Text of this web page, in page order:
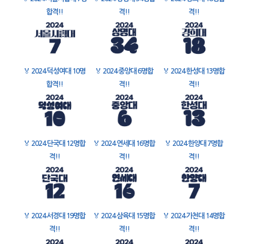
합격!!
격!!
격!!
🏅 2024 덕성여대 10명
합격!!
🏅 2024 중앙대 6명합
격!!
🏅 2024 한성대 13명합
격!!
🏅 2024 단국대 12명합
격!!
🏅 2024 연세대 16명합
격!!
🏅 2024 한양대 7명합
격!!
🏅 2024 서경대 19명합
격!!
🏅 2024 삼육대 15명합
격!!
🏅 2024 가천대 14명합
격!!